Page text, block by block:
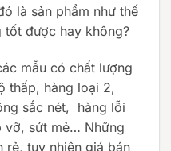
là sản phẩm như thế
tốt được hay không?
mẫu có chất lượng
thấp, hàng loại 2,
sắc nét, hàng lỗi
vỡ, sứt mẻ… Những
rẻ, tuy nhiên giá bán